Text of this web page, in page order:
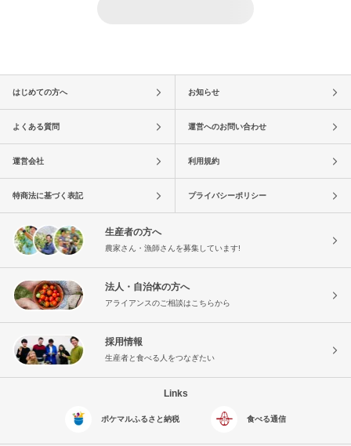
はじめての方へ お知らせ
よくある質問 運営へのお問い合わせ
運営会社 利用規約
特商法に基づく表記 プライバシーポリシー
生産者の方へ
農家さん・漁師さんを募集しています!
法人・自治体の方へ
アライアンスのご相談はこちらから
採用情報
生産者と食べる人をつなぎたい
Links
ポケマルふるさと納税 食べる通信